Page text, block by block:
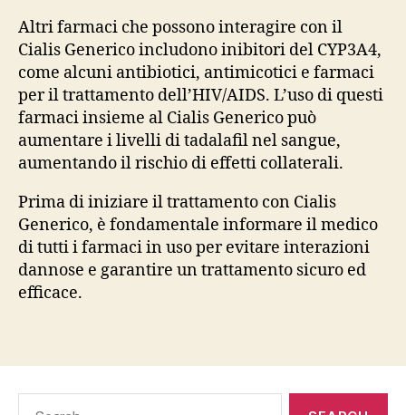
Altri farmaci che possono interagire con il
Cialis Generico includono inibitori del CYP3A4,
come alcuni antibiotici, antimicotici e farmaci
per il trattamento dell’HIV/AIDS. L’uso di questi
farmaci insieme al Cialis Generico può
aumentare i livelli di tadalafil nel sangue,
aumentando il rischio di effetti collaterali.
Prima di iniziare il trattamento con Cialis
Generico, è fondamentale informare il medico
di tutti i farmaci in uso per evitare interazioni
dannose e garantire un trattamento sicuro ed
efficace.